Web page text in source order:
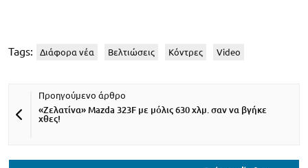
Tags: Διάφορα νέα Βελτιώσεις Κόντρες Video
«Ζελατίνα» Mazda 323F με μόλις 630 χλμ. σαν να βγήκε
χθες!